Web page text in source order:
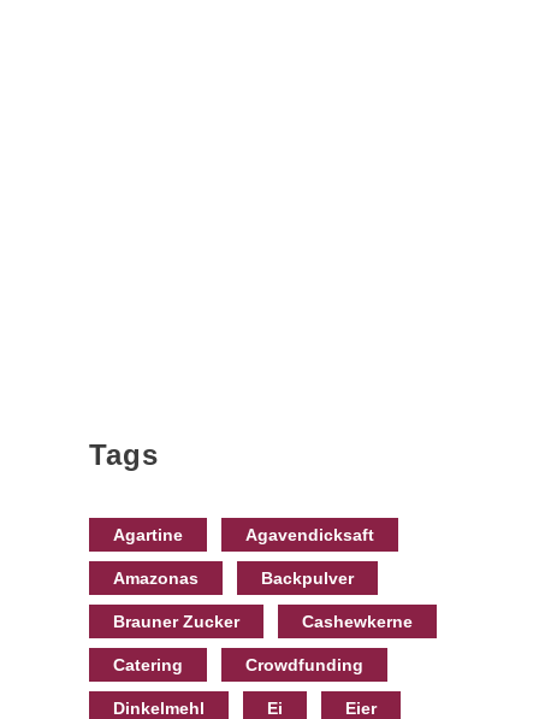
Tags
Agartine Agavendicksaft
Amazonas Backpulver
Brauner Zucker Cashewkerne
Catering Crowdfunding
Dinkelmehl Ei Eier